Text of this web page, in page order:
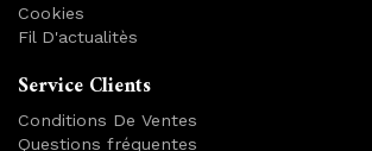
Cookies
Fil D'actualitès
Service Clients
Conditions De Ventes
Questions fréquentes